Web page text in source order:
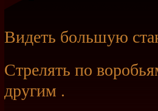
Видеть большую
Стрелять по
другим .